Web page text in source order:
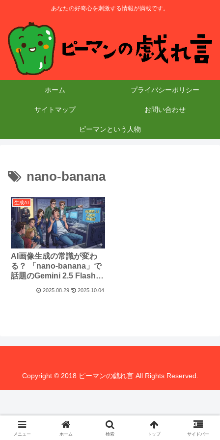
あなたの好奇心を刺激する情報が満載です。
ホーム プライバシーポリシー
サイトマップ お問い合わせ
ピーマンという人物
nano-banana
生成AI
AI画像生成の常識が変わ
る？ 「nano-banana」で
話題のGemini 2.5 Flash
2025.08.29 2025.10.04
Copyright © 2018 ピーマンの戯れ言 All Rights Reserved.
メニュー ホーム 検索 トップ サイドバー